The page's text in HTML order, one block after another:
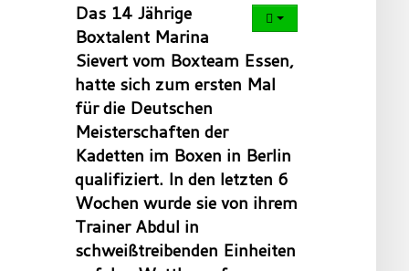
Das 14 Jährige
Boxtalent Marina
Sievert vom Boxteam Essen,
hatte sich zum ersten Mal
für die Deutschen
Meisterschaften der
Kadetten im Boxen in Berlin
qualifiziert. In den letzten 6
Wochen wurde sie von ihrem
Trainer Abdul in
schweißtreibenden Einheiten